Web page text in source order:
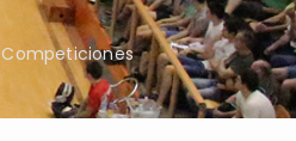
Competiciones